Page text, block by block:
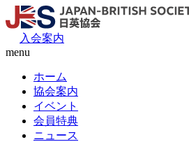
入会案内
menu
ホーム
協会案内
イベント
会員特典
ニュース